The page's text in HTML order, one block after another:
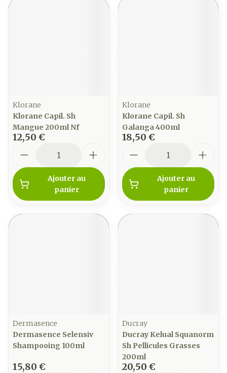
Klorane
Klorane Capil. Sh
Mangue 200ml Nf
12,50 €
Ajouter au
panier
Klorane
Klorane Capil. Sh
Galanga 400ml
18,50 €
Ajouter au
panier
Dermasence
Dermasence Selensiv
Shampooing 100ml
15,80 €
Ducray
Ducray Kelual Squanorm
Sh Pellicules Grasses
200ml
20,50 €